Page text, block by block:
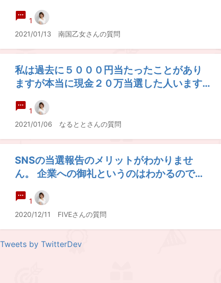
頼んでいるところです。二人で応募すると
したら、当選の確率が高くなると期待でき
るでしょうか？
1
2021/01/13 南国乙女さんの質問
私は過去に５０００円当たったことがあり
ますが本当に現金２０万当選した人います
1
2021/01/06 なるととさんの質問
SNSの当選報告のメリットがわかりませ
ん。 企業への御礼というのはわかるのです
うで、 なんでそこまでできるのか不明で
す。 毎日報告している人を見ると、その労
力も凄く大変なのではないかと疑問を感じ
ます。
1
2020/12/11 FIVEさんの質問
Tweets by TwitterDev